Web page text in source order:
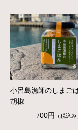
小呂島漁師のしまご
胡椒
700円 （税込み